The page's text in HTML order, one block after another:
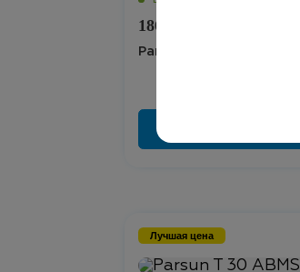
186 300 ₽
Parsun T 25 BMS
Лучшая цена